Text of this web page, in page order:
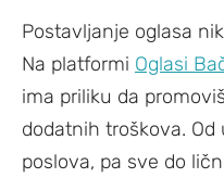
Postavljanje oglasa
Na platformi Oglasi
ima priliku da
dodatnih troškova.
poslova, pa sve do